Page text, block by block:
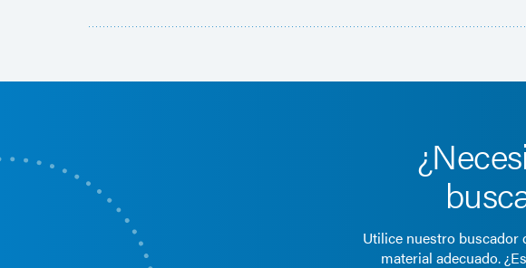
Utilice nuestro buscador
material adecuado.